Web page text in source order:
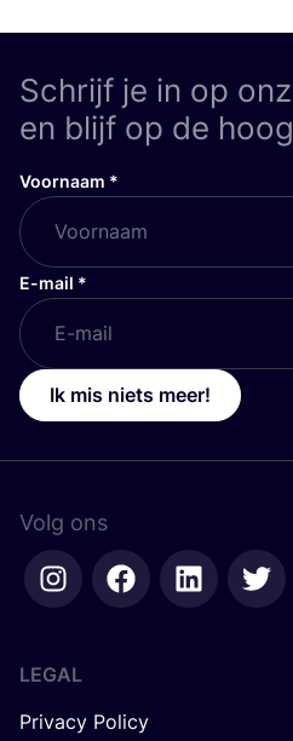
Schrijf je in op
en blijf op de
Voornaam *
E-mail *
Ik mis niets meer!
Volg ons
LEGAL
Privacy Policy